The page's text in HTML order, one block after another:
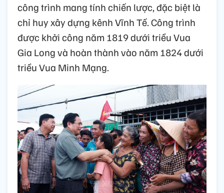
công trình mang tính chiến lược, đặc biệt là
chỉ huy xây dựng kênh Vĩnh Tế. Công trình
được khởi công năm 1819 dưới triều Vua
Gia Long và hoàn thành vào năm 1824 dưới
triều Vua Minh Mạng.